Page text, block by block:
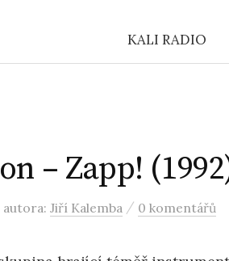
KALI RADIO
– Zapp!
autora: Jiří Kalemba / 0 komentářů